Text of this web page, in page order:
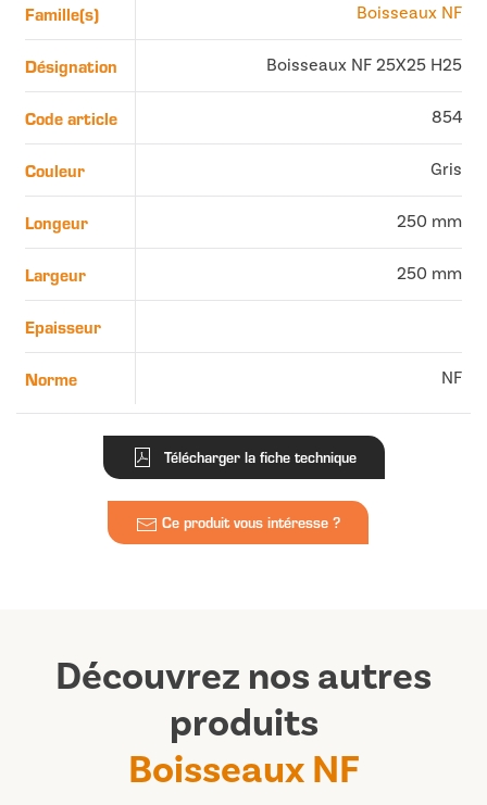
Famille(s) Boisseaux NF
Désignation Boisseaux NF 25X25 H25
Code article 854
Couleur Gris
Longeur 250 mm
Largeur 250 mm
Epaisseur
Norme NF
Télécharger la fiche technique
Ce produit vous intéresse ?
Découvrez nos autres
produits
Boisseaux NF